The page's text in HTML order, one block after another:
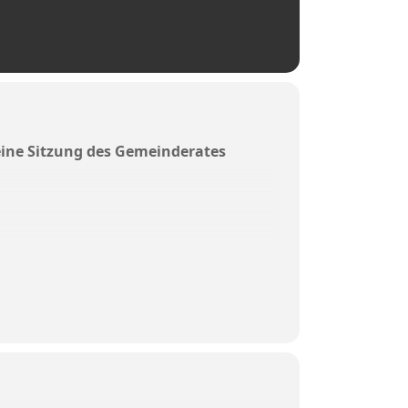
Sitzung des Gemeinderates
am Anwesen
genutzten Maschinenhalle mit